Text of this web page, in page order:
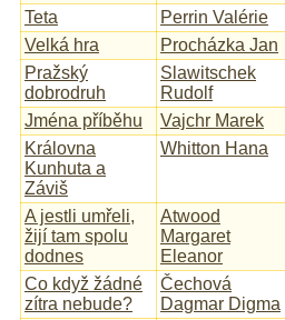
Teta Perrin Valérie
Velká hra
Procházka Jan
Pražský
dobrodruh
Slawitschek
Rudolf
Jména příběhu Vajchr Marek
Královna
Kunhuta a
Záviš
Whitton Hana
A jestli umřeli,
žijí tam spolu
dodnes
Atwood
Margaret
Eleanor
Co když žádné
zítra nebude?
Čechová
Dagmar Digma